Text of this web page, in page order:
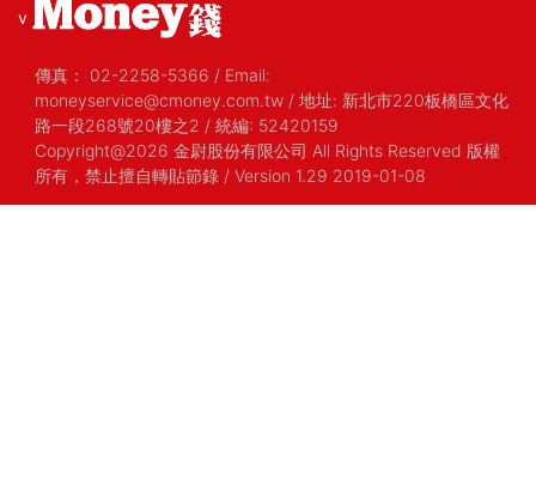
v
傳真： 02-2258-5366 / Email:
moneyservice@cmoney.com.tw / 地址: 新北市220板橋區文化
路一段268號20樓之2 / 統編: 52420159
Copyright@2026 金尉股份有限公司 All Rights Reserved 版權
所有，禁止擅自轉貼節錄 / Version 1.29 2019-01-08